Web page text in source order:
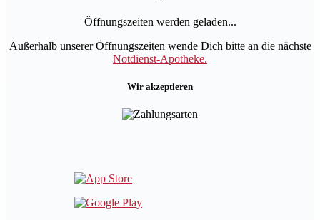
Öffnungszeiten werden geladen...
Außerhalb unserer Öffnungszeiten wende Dich bitte an die nächste
Notdienst-Apotheke.
Wir akzeptieren